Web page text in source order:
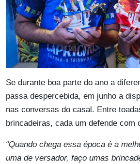
Se durante boa parte do ano a
passa despercebida, em junho a
nas conversas do casal. Entre
brincadeiras, cada um defende com
“Quando chega essa época é a
uma de versador, faço umas